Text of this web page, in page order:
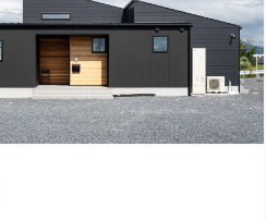
福岡県佐賀県長崎